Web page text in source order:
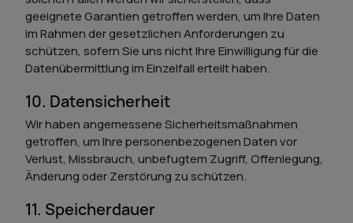
geeignete Garantien getroffen werden, um Ihre Daten
im Rahmen der gesetzlichen Anforderungen zu
schützen, sofern Sie uns nicht Ihre Einwilligung für die
Datenübermittlung im Einzelfall erteilt haben.
10. Datensicherheit
Wir haben angemessene Sicherheitsmaßnahmen
getroffen, um Ihre personenbezogenen Daten vor
Verlust, Missbrauch, unbefugtem Zugriff, Offenlegung,
Änderung oder Zerstörung zu schützen.
11. Speicherdauer